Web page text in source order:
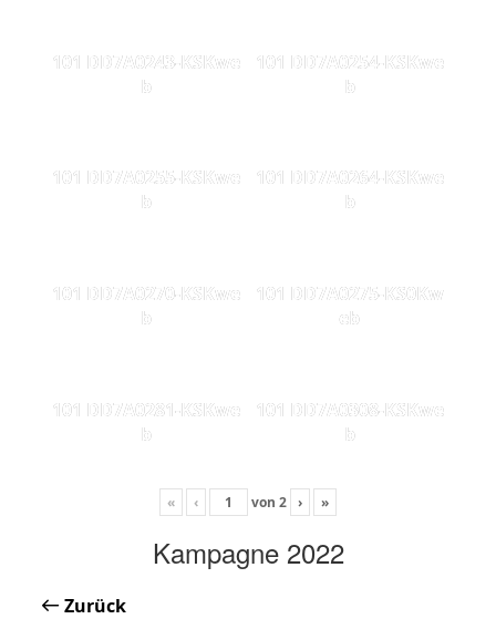
101 DD7A0243-KSKwe
b
101 DD7A0254-KSKwe
b
101 DD7A0255-KSKwe
b
101 DD7A0264-KSKwe
b
101 DD7A0270-KSKwe
b
101 DD7A0275-KS0Kw
eb
101 DD7A0281-KSKwe
b
101 DD7A0308-KSKwe
b
« ‹ von 2 › »
Kampagne 2022
Zurück